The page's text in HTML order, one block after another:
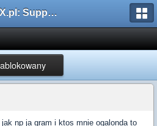
AMXX.pl: Support AMX Mod X i SourceMod
np ja gram i ktos mnie ogalonda to